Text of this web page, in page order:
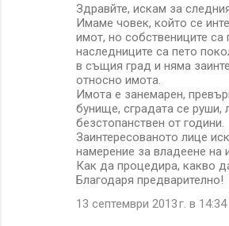
Здравйте, искам за
Имаме човек, който се
имот, но собствениците са
наследниците са пето
в същия град и няма
относно имота.
Имота е занемарен,
бунище, сградата се руши,
безстопанствен от години.
Заинтересованото лице
намерение за владеене на
Как да процедира, какво
Благодаря предварително!
13 септември 2013 г. в 14:34